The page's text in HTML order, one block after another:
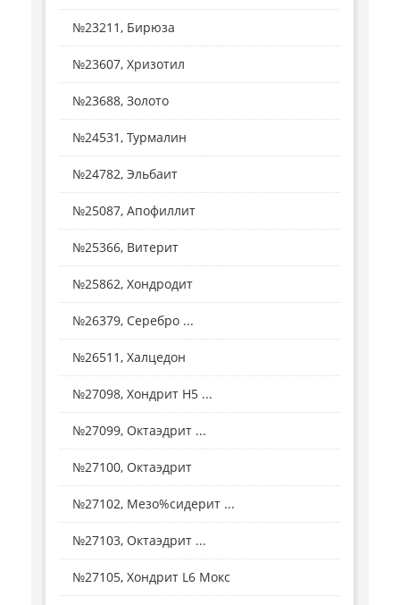
№23211, Бирюза
№23607, Хризотил
№23688, Золото
№24531, Турмалин
№24782, Эльбаит
№25087, Апофиллит
№25366, Витерит
№25862, Хондродит
№26379, Серебро ...
№26511, Халцедон
№27098, Хондрит H5 ...
№27099, Октаэдрит ...
№27100, Октаэдрит
№27102, Мезо%сидерит ...
№27103, Октаэдрит ...
№27105, Хондрит L6 Мокс